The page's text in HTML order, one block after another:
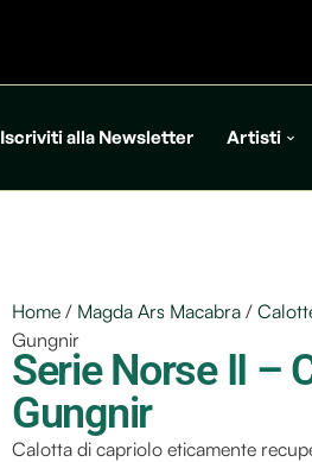
Iscriviti alla Newsletter Artisti
Home / Magda Ars Macabra /
Gungnir
Serie Norse II –
Gungnir
Calotta di capriolo eticamente